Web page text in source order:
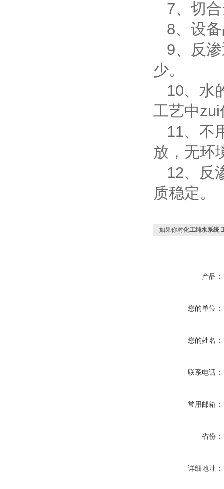
7、切
8、设
9、反渗
少。
10、水
工艺中
11、不
放，无
12、反
质稳定。
如果你对化工纯水系统
产品：
您的单位：
您的姓名：
联系电话：
常用邮箱：
省份：
详细地址：